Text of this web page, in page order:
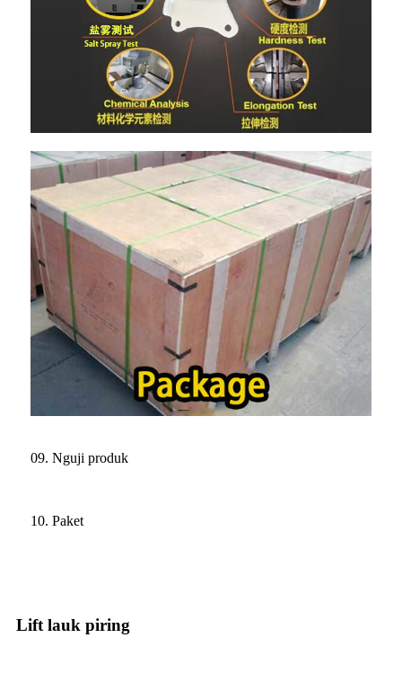
09. Nguji produk
10. Paket
Lift lauk piring